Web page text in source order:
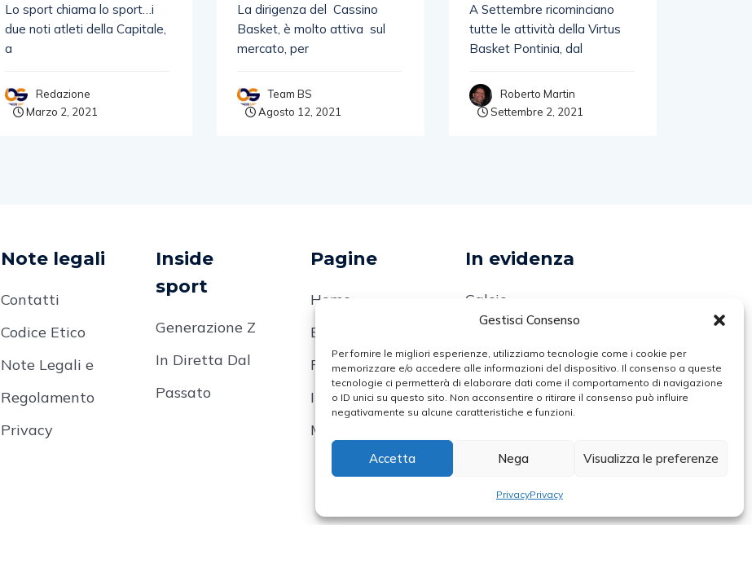
Gestisci Consenso
Per fornire le migliori esperienze, utilizziamo tecnologie come i cookie per
memorizzare e/o accedere alle informazioni del dispositivo. Il consenso a queste
tecnologie ci permetterà di elaborare dati come il comportamento di navigazione
o ID unici su questo sito. Non acconsentire o ritirare il consenso può influire
negativamente su alcune caratteristiche e funzioni.
Accetta Nega Visualizza le preferenze
PrivacyPrivacy
Lo sport chiama lo sport…i
due noti atleti della Capitale,
a
Redazione
Marzo 2, 2021
La dirigenza del Cassino
Basket, è molto attiva sul
mercato, per
Team BS
Agosto 12, 2021
A Settembre ricominciano
tutte le attività della Virtus
Basket Pontinia, dal
Roberto Martin
Settembre 2, 2021
Note legali
Contatti
Codice Etico
Note Legali e
Regolamento
Privacy
Inside
sport
Generazione Z
In Diretta Dal
Passato
Pagine
Home
Editoriale
Focus On
Inside Sport
Mondo Sport
In evidenza
Calcio
Volley
Arti Marziali
Ciclismo